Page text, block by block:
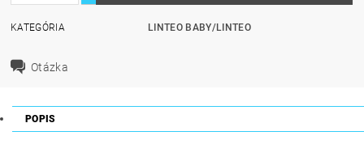
KATEGÓRIA LINTEO BABY/LINTEO
Otázka
POPIS